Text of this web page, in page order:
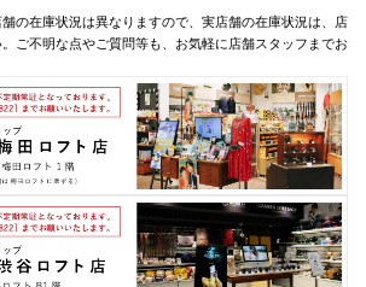
の在庫状況は異なりますので、実店舗の在庫状況は、店
ご不明な点やご質問等も、お気軽に店舗スタッフまでお